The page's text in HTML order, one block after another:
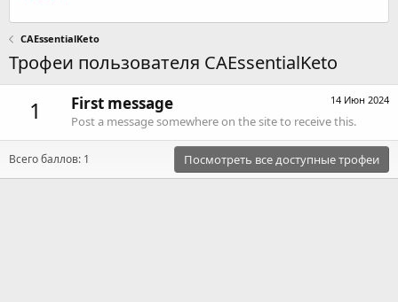
CAEssentialKeto
Трофеи пользователя CAEssentialKeto
1 14 Июн 2024
First message
Post a message somewhere on the site to receive this.
Всего баллов: 1 Посмотреть все доступные трофеи